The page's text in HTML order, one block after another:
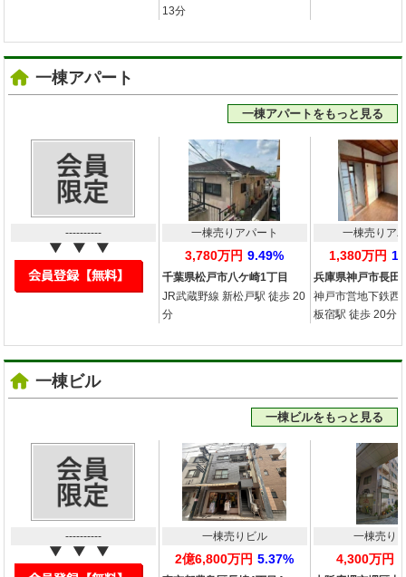
13分
一棟アパート
一棟アパートをもっと見る
----------
千葉県松戸市八ケ崎1丁目
一棟売りアパート
3,780万円 9.49%
JR武蔵野線 新松戸駅 徒歩 20
分
兵庫県神戸市長
一棟売りア
1,380万円
神戸市営地下鉄西
板宿駅 徒歩 20分
一棟ビル
一棟ビルをもっと見る
---------- 一棟売りビル
2億6,800万円 5.37%
一棟売り
4,300万円